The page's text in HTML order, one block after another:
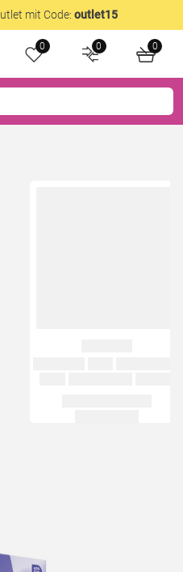
mit Code: outlet15
0 0 0